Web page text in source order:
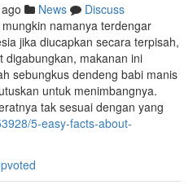
News
Discuss
namanya terdengar
jika diucapkan secara terpisah,
digabungkan, makanan ini
sebungkus dendeng babi manis
untuk menimbangnya.
tak sesuai dengan yang
5-easy-facts-about-